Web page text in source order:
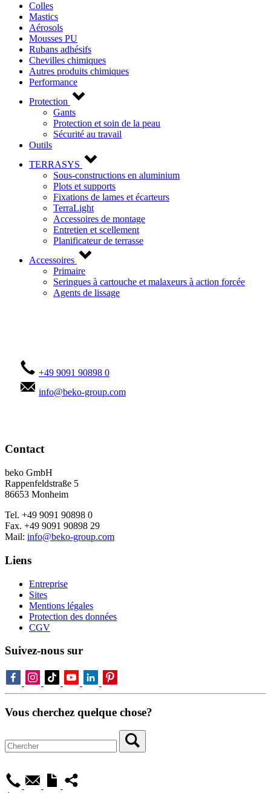
Colles
Mastics
Aérosols
Mousses PU
Rubans adhésifs
Chevilles chimiques
Autres produits chimiques
Performance
Protection
Gants
Protection et soin de la peau
Sécurité au travail
Outils
TERRASYS
Sous-constructions en aluminium
Plots et supports
Fixations de lames et écarteurs
TerraLight
Accessoires de montage
Entretien et scellement
Planificateur de terrasse
Accessoires
Primaire
Seringues à cartouche et malaxeurs à action forcée
Agents de lissage
+49 9091 90898 0
info@beko-group.com
Contact
beko GmbH
Rappenfeldstraße 5
86653 Monheim
Tel. +49 9091 90898 0
Fax. +49 9091 90898 29
Mail: info@beko-group.com
Liens
Entreprise
Sites
Mentions légales
Protection des données
CGV
Suivez-nous sur
Vous cherchez quelque chose?